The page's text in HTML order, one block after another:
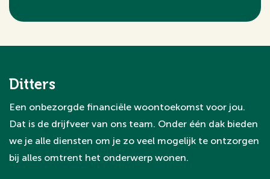
Ditters
Een onbezorgde financiële woontoekomst voor jou.
Dat is de drijfveer van ons team. Onder één dak bieden
we je alle diensten om je zo veel mogelijk te ontzorgen
bij alles omtrent het onderwerp wonen.